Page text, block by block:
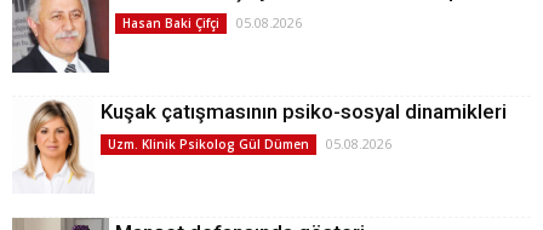
Hasan Baki Çifçi 05.08.2026
Kuşak çatışmasının psiko-sosyal dinamikleri
Uzm. Klinik Psikolog Gül Dümen 05.08.2026